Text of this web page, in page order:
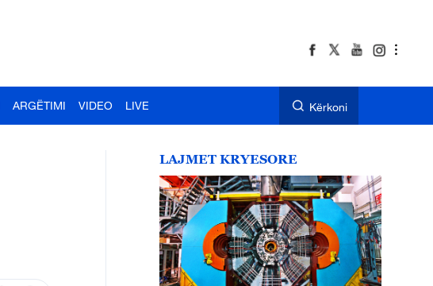
ARGËTIMI VIDEO LIVE Kërkoni
LAJMET KRYESORE